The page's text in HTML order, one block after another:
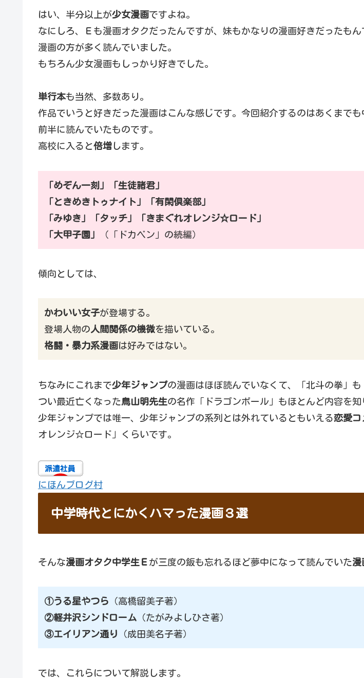
はい、半分以上が少女漫画ですよね。
なにしろ、Ｅも漫画オタクだったんですが、妹もかなりの漫画好きだったも
漫画の方が多く読んでいました。
もちろん少女漫画もしっかり好きでした。
単行本も当然、多数あり。
作品でいうと好きだった漫画はこんな感じです。今回紹介するのはあくまでも
前半に読んでいたものです。
高校に入ると倍増 します。
「めぞん一刻」「生徒諸君」
「ときめきトゥナイト」「有閑倶楽部」
「みゆき」「タッチ」「きまぐれオレンジ☆ロード」
「大甲子園」
（「ドカベン」の続編）
傾向としては、
かわいい女子が登場する。
登場人物の 人間関係の機微を描いている。
格闘・暴力系漫画は好みではない。
ちなみにこれまで少年ジャンプの漫画はほぼ読んでいなくて、「北斗の拳」も
つい最近亡くなった鳥山明先生の名作「ドラゴンボール」もほとんど内容を知
少年ジャンプでは唯一、少年ジャンプの系列とは外れているともいえる恋愛コ
オレンジ☆ロード」くらいです。
にほんブログ村
中学時代とにかくハマった漫画３選
そんな漫画オタク中学生Ｅ が三度の飯も忘れるほど夢中になって読んでいた漫
①うる星やつら （高橋留美子著）
②軽井沢シンドローム （たがみよしひさ著）
③エイリアン通り
（成田美名子著）
では、これらについて解説します。